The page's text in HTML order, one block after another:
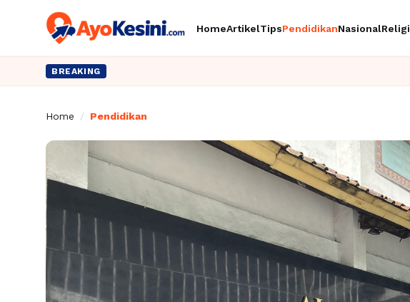
HomeArtikelTipsPendidikanNasionalReligi
BREAKING
Home / Pendidikan